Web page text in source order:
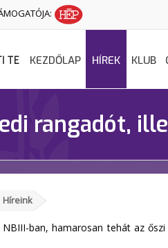
KEZDŐLAP HÍREK KLUB
rangadót,
Híreink
ban, hamarosan tehát az